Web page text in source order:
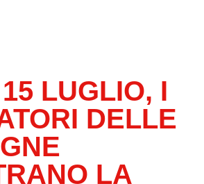
LUGLIO, I
DELLE
LA